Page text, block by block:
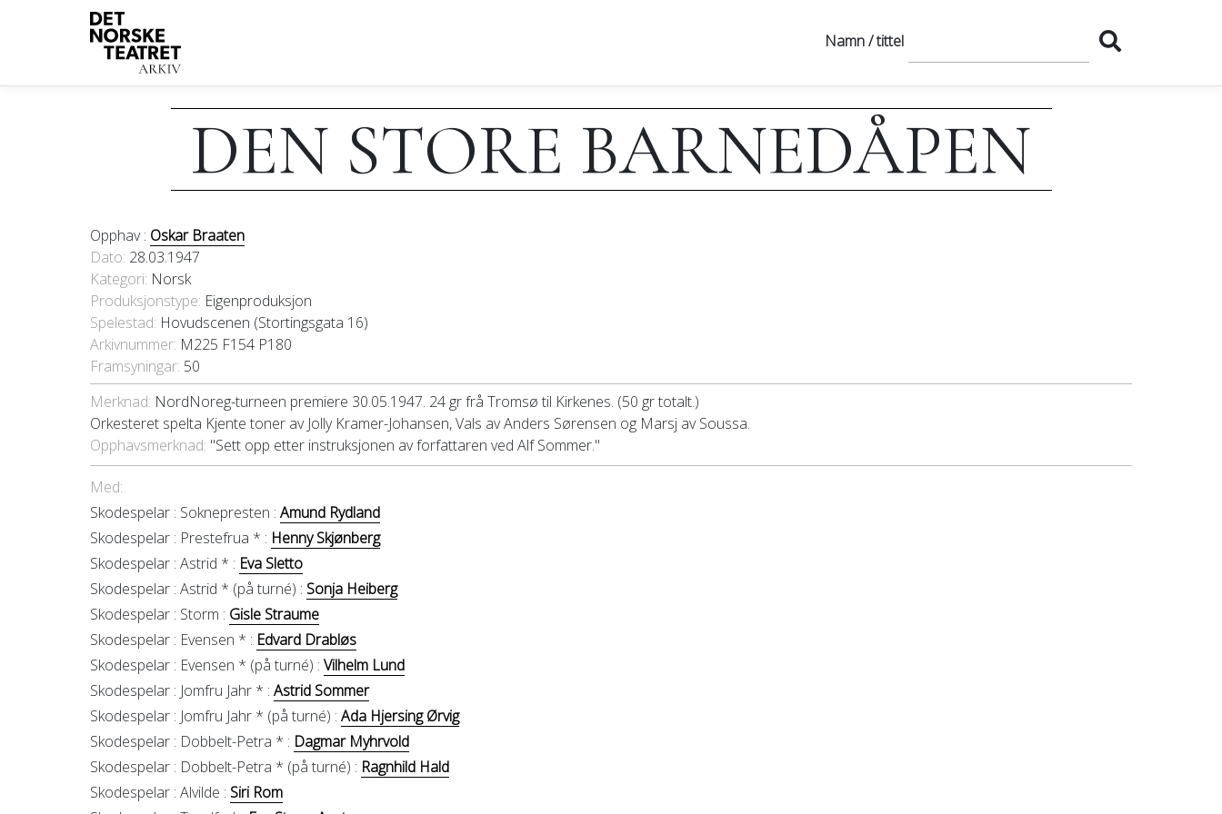
Namn / tittel
DEN STORE BARNEDÅPEN
Opphav : Oskar Braaten
Dato 28.03.1947
Kategori Norsk
Produksjonstype: Eigenproduksjon
Spelestad: Hovudscenen (Stortingsgata 16)
Arkivnummer: M225 F154 P180
Framsyningar: 50
Merknad: NordNoreg-turneen premiere 30.05.1947. 24 gr frå Tromsø til Kirkenes. (50 gr totalt.)
Orkesteret spelta Kjente toner av Jolly Kramer-Johansen, Vals av Anders Sørensen og Marsj av Soussa.
Opphavsmerknad: "Sett opp etter instruksjonen av forfattaren ved Alf Sommer."
Med:
Skodespelar : Soknepresten : Amund Rydland
Skodespelar : Prestefrua * : Henny Skjønberg
Skodespelar : Astrid * : Eva Sletto
Skodespelar : Astrid * (på turné) : Sonja Heiberg
Skodespelar : Storm : Gisle Straume
Skodespelar : Evensen * : Edvard Drabløs
Skodespelar : Evensen * (på turné) : Vilhelm Lund
Skodespelar : Jomfru Jahr * : Astrid Sommer
Skodespelar : Jomfru Jahr * (på turné) : Ada Hjersing Ørvig
Skodespelar : Dobbelt-Petra * : Dagmar Myhrvold
Skodespelar : Dobbelt-Petra * (på turné) : Ragnhild Hald
Skodespelar : Alvilde : Siri Rom